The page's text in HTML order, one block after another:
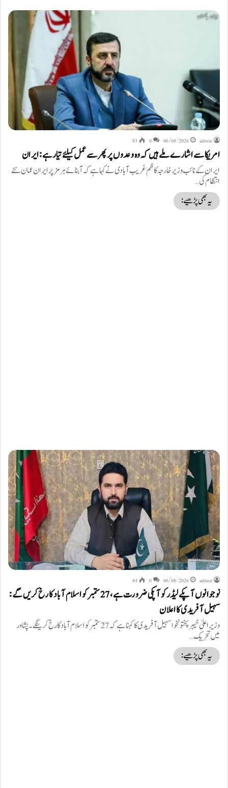
admin
06/08/2026
0
83
امریکا سے اشارے ملے ہیں کہ وہ وعدوں پر پھر سے عمل کیلئے تیار ہے: ایران
ایران کے نائب وزیر خارجہ کاظم غریب آبادی نے کہا ہے کہ آبنائے ہرمز پر ایران عمان نئے
انتظام کی…
یہ بھی پڑھیے:
admin
06/08/2026
0
84
نوجوانوں آپکے لیڈر کو آپکی ضرورت ہے، 27 ستمبر کو اسلام آباد کا رخ کریں گے:
سہیل آفریدی کا اعلان
وزیراعلیٰ خیبر پختونخوا سہیل آفریدی کا کہنا ہے کہ 27 ستمبر کو اسلام آباد کا رخ کرینگے۔ پشاور
میں تحریک…
یہ بھی پڑھیے: